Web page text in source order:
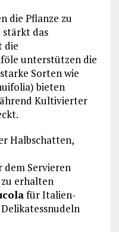
die Pflanze zu
stärkt das
die
unterstützen die
Sorten wie
bieten
Kultivierter
Halbschatten,
Servieren
erhalten
für Italien-